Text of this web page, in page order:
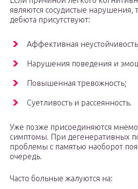
являются сосудистые нарушения,
дебюта присутствуют:
Аффективная
Нарушения поведения и
Повышенная тревожность;
Суетливость и рассеянность.
Уже позже присоединяются
симптомы. При дегенеративных
проблемы с памятью наоборот
очередь.
Часто больные жалуются на: